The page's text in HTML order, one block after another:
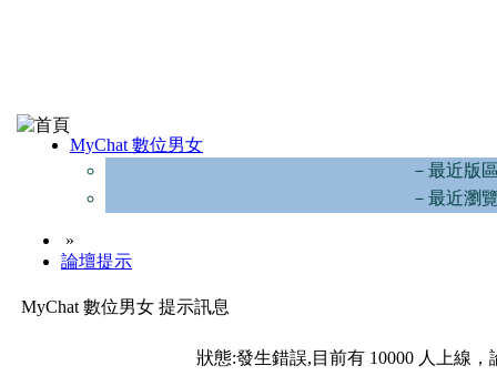
MyChat 數位男女
－最近版
－最近瀏
»
論壇提示
MyChat 數位男女 提示訊息
狀態:發生錯誤,目前有 10000 人上線